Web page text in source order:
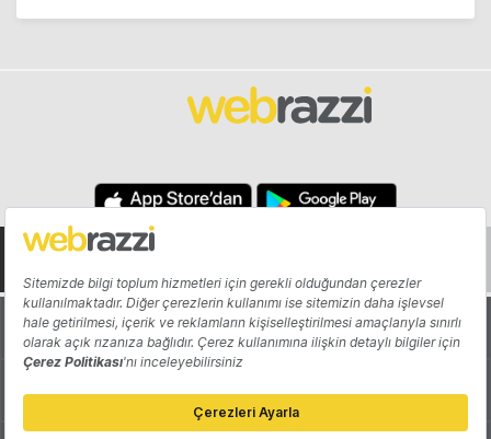
Hakkında Yazarlar
Katkıda Bulun Reklam